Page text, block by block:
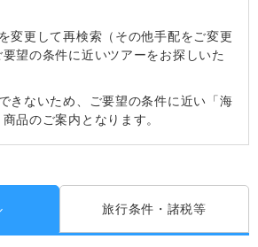
変更して再検索（その他手配をご変更
望の条件に近いツアーをお探しいた
きないため、ご要望の条件に近い「海
品のご案内となります。
旅行条件・諸税等